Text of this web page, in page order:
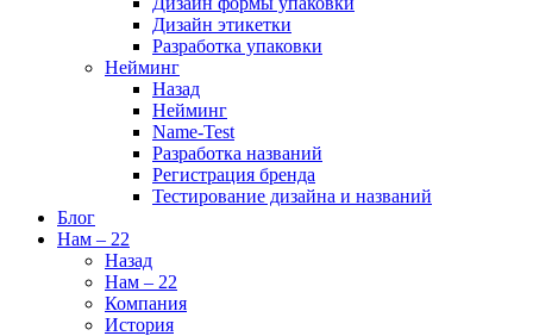
Дизайн этикетки
Разработка упаковки
Нейминг
Назад
Нейминг
Name-Test
Разработка названий
Регистрация бренда
Тестирование дизайна и названий
Блог
Нам – 22
Назад
Нам – 22
Компания
История